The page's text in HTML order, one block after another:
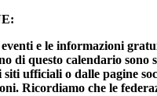
e le informazioni
di questo calendario sono
siti ufficiali o dalle pagine
Ricordiamo che le